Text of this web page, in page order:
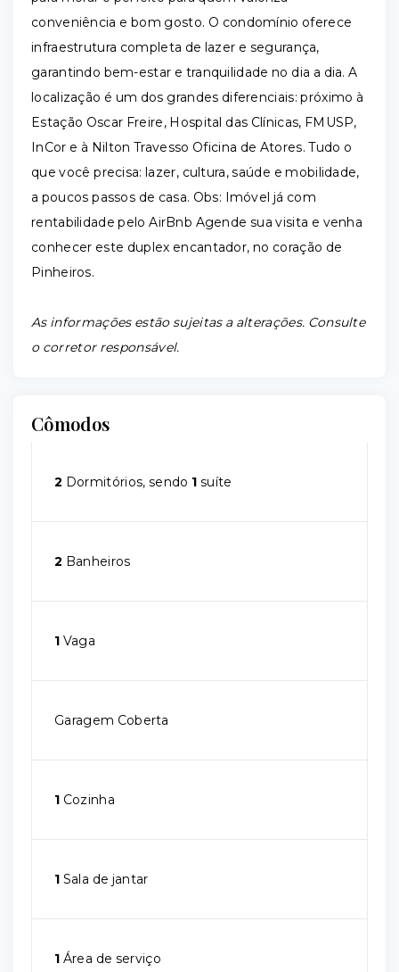
conveniência e bom gosto. O condomínio oferece
infraestrutura completa de lazer e segurança,
garantindo bem-estar e tranquilidade no dia a dia. A
localização é um dos grandes diferenciais: próximo à
Estação Oscar Freire, Hospital das Clínicas, FMUSP,
InCor e à Nilton Travesso Oficina de Atores. Tudo o
que você precisa: lazer, cultura, saúde e mobilidade,
a poucos passos de casa. Obs: Imóvel já com
rentabilidade pelo AirBnb Agende sua visita e venha
conhecer este duplex encantador, no coração de
Pinheiros.
As informações estão sujeitas a alterações. Consulte
o corretor responsável.
Cômodos
2 Dormitórios, sendo 1 suíte
2 Banheiros
1 Vaga
Garagem Coberta
1 Cozinha
1 Sala de jantar
1 Área de serviço